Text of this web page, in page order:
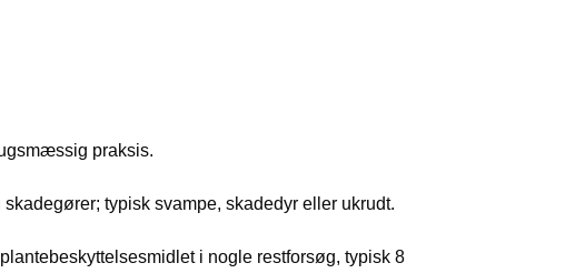
praksis.
typisk svampe, skadedyr eller ukrudt.
i nogle restforsøg, typisk 8